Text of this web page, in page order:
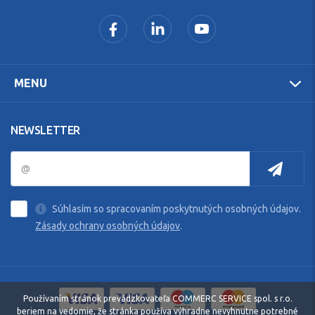
MENU
NEWSLETTER
Súhlasím so spracovaním poskytnutých osobných údajov.
Zásady ochrany osobných údajov.
Používaním stránok prevádzkovateľa COMMERC SERVICE spol. s r.o.
beriem na vedomie, že stránka používa výhradne nevyhnutne potrebné